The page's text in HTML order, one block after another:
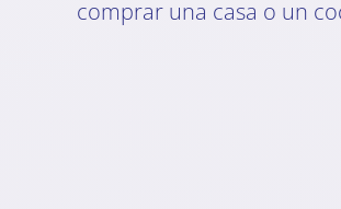
comprar una casa o un